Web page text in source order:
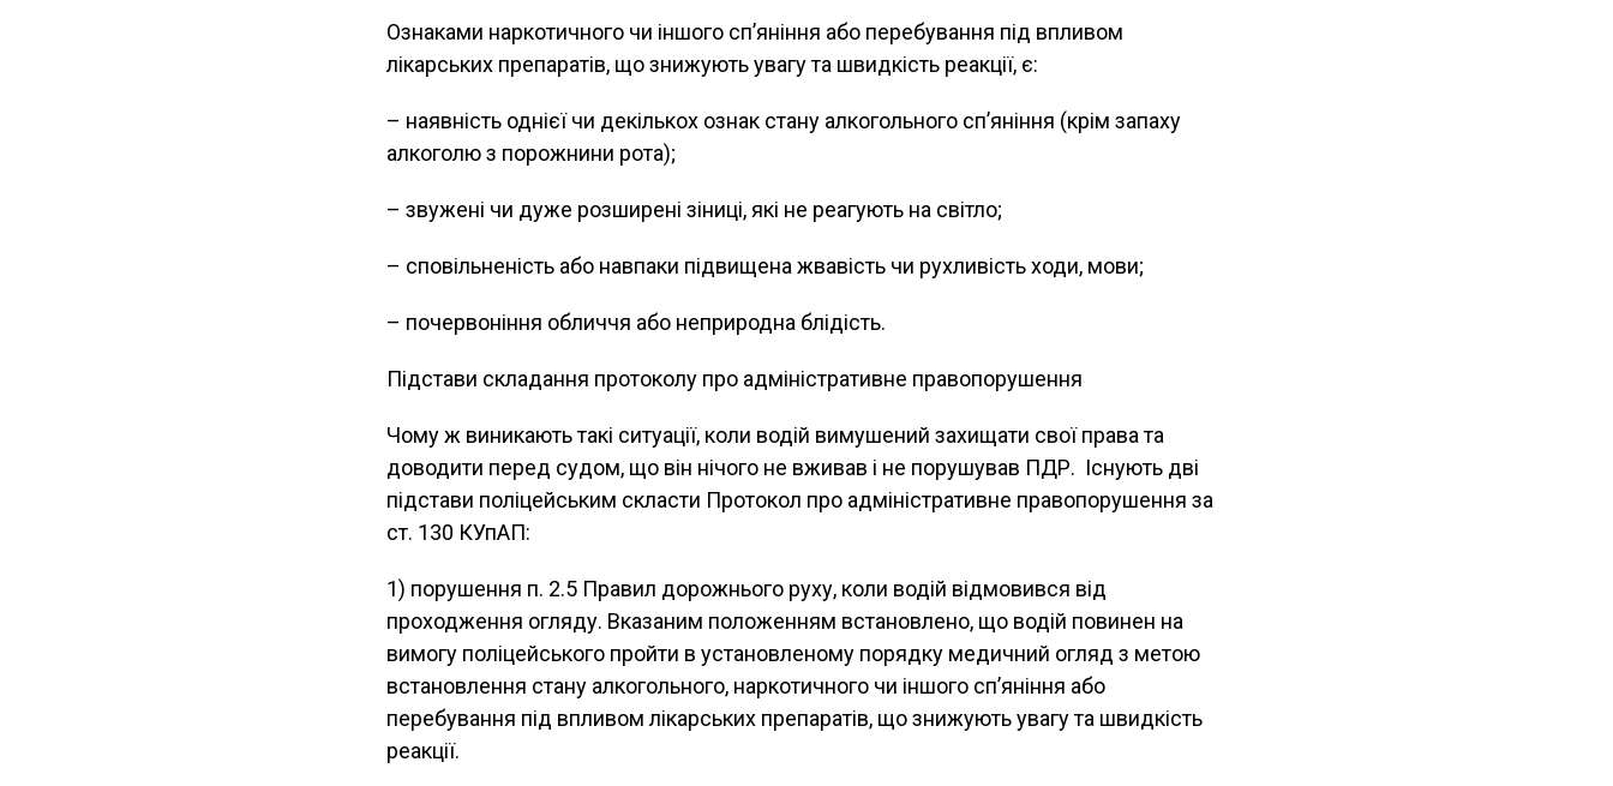
Ознаками наркотичного чи іншого сп’яніння або перебування під впливом
лікарських препаратів, що знижують увагу та швидкість реакції, є:
– наявність однієї чи декількох ознак стану алкогольного сп’яніння (крім запаху
алкоголю з порожнини рота);
– звужені чи дуже розширені зіниці, які не реагують на світло;
– сповільненість або навпаки підвищена жвавість чи рухливість ходи, мови;
– почервоніння обличчя або неприродна блідість.
Підстави складання протоколу про адміністративне правопорушення
Чому ж виникають такі ситуації, коли водій вимушений захищати свої права та
доводити перед судом, що він нічого не вживав і не порушував ПДР. Існують дві
підстави поліцейським скласти Протокол про адміністративне правопорушення за
ст. 130 КУпАП:
1) порушення п. 2.5 Правил дорожнього руху, коли водій відмовився від
проходження огляду. Вказаним положенням встановлено, що водій повинен на
вимогу поліцейського пройти в установленому порядку медичний огляд з метою
встановлення стану алкогольного, наркотичного чи іншого сп’яніння або
перебування під впливом лікарських препаратів, що знижують увагу та швидкість
реакції.